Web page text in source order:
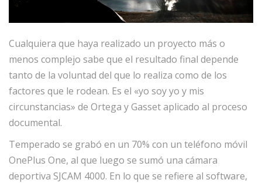
Cualquiera que haya realizado un proyecto más o
menos complejo sabe que el resultado final depende
tanto de la voluntad del que lo realiza como de los
factores que le rodean. Es el «yo soy yo y mis
circunstancias» de Ortega y Gasset aplicado al proceso
documental.
Temperado se grabó en un 70% con un teléfono móvil
OnePlus One, al que luego se sumó una cámara
deportiva SJCAM 4000. En lo que se refiere al software,